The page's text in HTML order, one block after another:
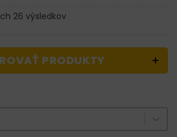
26 výsledkov
PRODUKTY